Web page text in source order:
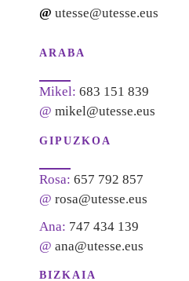
@ utesse@utesse.eus
ARABA
Mikel: 683 151 839
@ mikel@utesse.eus
GIPUZKOA
Rosa: 657 792 857
@ rosa@utesse.eus
Ana: 747 434 139
@ ana@utesse.eus
BIZKAIA